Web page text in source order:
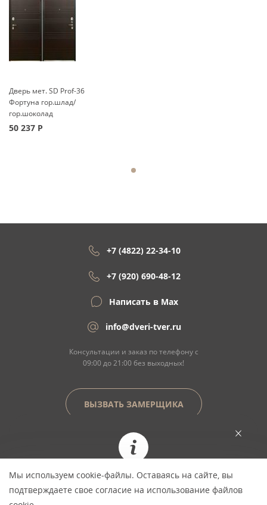
При заказе сегодня цена фиксируется и не
изменится *
Дверь мет. SD Prof-36
Фортуна гор.шлад/
гор.шоколад
50 237 Р
+7 (4822) 22-34-10
+7 (920) 690-48-12
Написать в Max
info@dveri-tver.ru
Консультации и заказ по телефону с
09:00 до 21:00 без выходных!
ВЫЗВАТЬ ЗАМЕРЩИКА
Сайт не является договором оферты
© Copyright 2026 ООО "Двери Тверь" Dveri-
Tver.ru - интернет-магазин межкомнатных
Мы используем cookie-файлы. Оставаясь на сайте, вы
подтверждаете свое согласие на использование файлов